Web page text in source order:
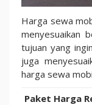
Harga sewa
menyesuaikan
tujuan yang
juga
harga sewa
Paket Harga